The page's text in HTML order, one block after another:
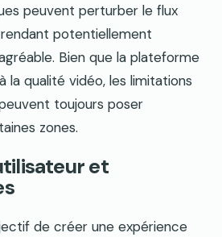
peuvent perturber le flux
potentiellement
Bien que la plateforme
la qualité vidéo, les limitations
toujours poser
zones.
et
de créer une expérience